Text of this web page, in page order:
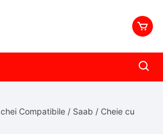
Compatibile / Saab / Cheie cu